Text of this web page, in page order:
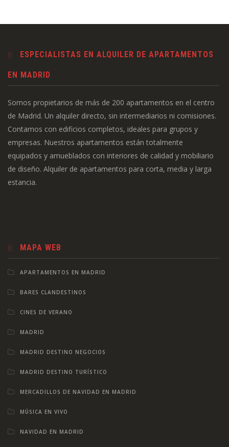
ESPECIALISTAS EN ALQUILER DE APARTAMENTOS
EN MADRID
Somos propietarios de más de 200 apartamentos en el centro
de Madrid. Un alquiler directo, sin intermediarios ni comisiones.
Contamos con edificios completos, ideales para grupos y
empresas. Nuestros apartamentos están totalmente
equipados y amueblados con interiores de calidad y mobiliario
de diseño. Alquiler de apartamentos para corta, media y larga
estancia.
MAPA WEB
APARTAMENTOS EN MADRID
BARES CLANDESTINOS
CINES DE VERANO
MADRID
MADRID DESTINO NEGOCIOS
MADRID DESTINO TURÍSTICO
MERCADILLOS DE NAVIDAD EN MADRID
MÚSICA EN VIVO
NAVIDAD EN MADRID